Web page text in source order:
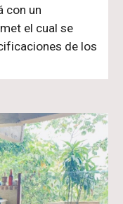
con un
el cual se
de los